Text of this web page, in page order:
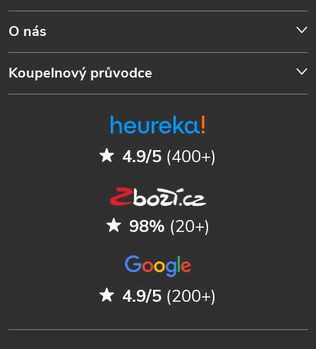
O nás
Koupelnový průvodce
4.9/5 (400+)
98% (20+)
4.9/5 (200+)